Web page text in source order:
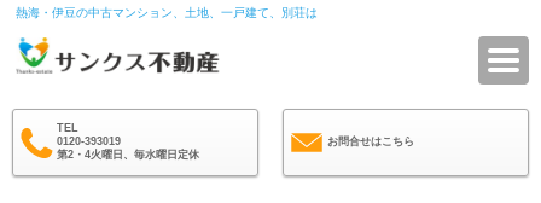
熱海・伊豆の中古マンション、土地、一戸建て、別荘は
TEL
0120-393019
第2・4火曜日、毎水曜日定休
お問合せはこちら